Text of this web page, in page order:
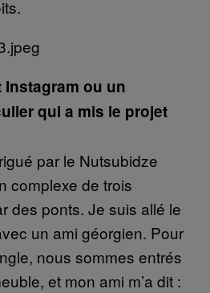
Instagram ou un
qui a mis le projet
par le Nutsubidze
complexe de trois
des ponts. Je suis allé le
un ami géorgien. Pour
nous sommes entrés
et mon ami m’a dit :